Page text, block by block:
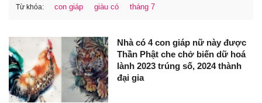
Từ khóa: con giáp giàu có tháng 7
Nhà có 4 con giáp nữ này được
Thần Phật che chở biến dữ hoá
lành 2023 trúng số, 2024 thành
đại gia